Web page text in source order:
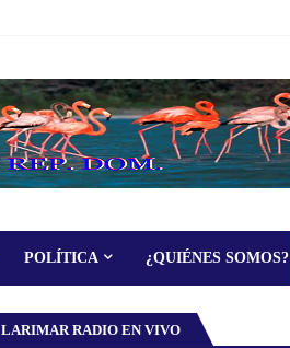
POLÍTICA ¿QUIÉNES SOMOS?
LARIMAR RADIO EN VIVO